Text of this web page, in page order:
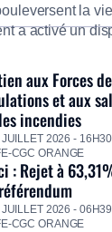
la
a activé un
sociale, le
afin de
pour
aux Forces
et aux
incendies
2026 - 16H30
CGC ORANGE
: Rejet à
JUILLET 2026 - 06H39
CGC ORANGE